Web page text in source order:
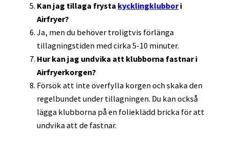
Kan jag tillaga frysta kycklingklubbori
Airfryer?
Ja, men du behöver troligtvis förlänga
tillagningstiden med cirka 5-10 minuter.
Hur kan jag undvika att klubborna fastnar i
Airfryerkorgen?
Försök att inte överfylla korgen och skaka den
regelbundet under tillagningen. Du kan också
lägga klubborna på en folieklädd bricka för att
undvika att de fastnar.